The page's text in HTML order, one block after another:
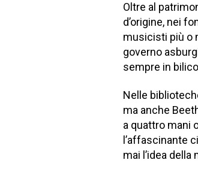
Oltre al
d’origine, nei
musicisti più o
governo
sempre in
Nelle
ma anche
a quattro mani
l’affascinante
mai l’idea